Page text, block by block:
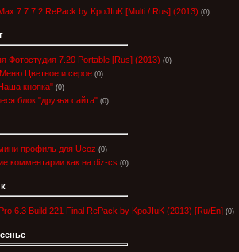
7.7.7.2 RePack by KpoJIuK [Multi / Rus] (2013) (0)
Фотостудия 7.20 Portable [Rus] (2013) (0)
Цветное и серое (0)
кнопка" (0)
блок "друзья сайта" (0)
профиль для Ucoz (0)
комментарии как на diz-cs (0)
6.3 Build 221 Final RePack by KpoJIuK (2013) [Ru/En] (0)